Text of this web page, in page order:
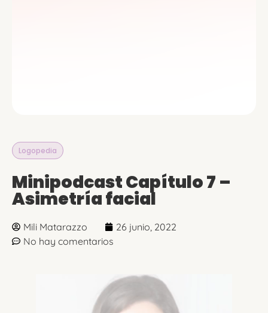
Logopedia
Minipodcast Capítulo 7 –
Asimetría facial
Mili Matarazzo
26 junio, 2022
No hay comentarios